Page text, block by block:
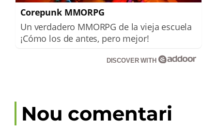
Corepunk MMORPG
Un verdadero MMORPG de la vieja escuela
¡Cómo los de antes, pero mejor!
DISCOVER WITH
Nou comentari